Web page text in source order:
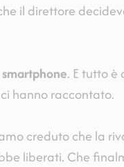
il direttore
. E tutto
hanno raccontato.
creduto che la
liberati. Che